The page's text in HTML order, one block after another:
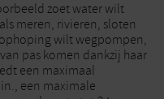
zoet water wilt
meren, rivieren, sloten
wilt wegpompen,
pas komen dankzij haar
een maximaal
een maximale